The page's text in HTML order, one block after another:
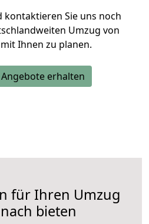
kontaktieren Sie uns noch
Umzug von
Ihnen zu planen.
erhalten
für Ihren Umzug
bieten